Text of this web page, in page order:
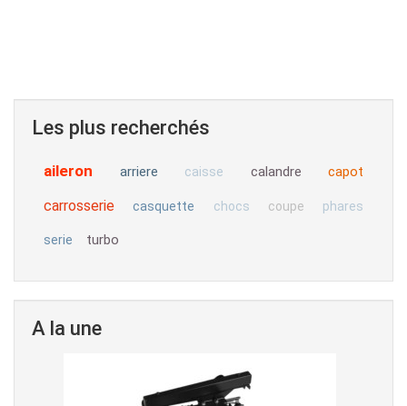
Les plus recherchés
aileron arriere caisse calandre capot
carrosserie casquette chocs coupe phares
serie turbo
A la une